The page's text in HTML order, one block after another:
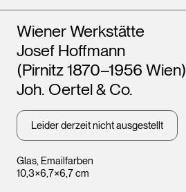
Glas, Emailfarben
10,3×6,7×6,7 cm
Künstler*innen
Wiener Werkstätte
Josef Hoffmann
(Pirnitz 1870–1956 Wien)
Joh. Oertel & Co.
Leider derzeit nicht ausgestellt